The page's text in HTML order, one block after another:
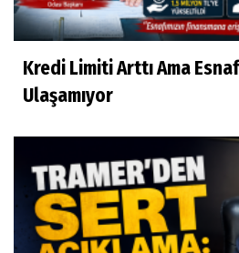
Kredi Limiti Arttı Ama
Ulaşamıyor